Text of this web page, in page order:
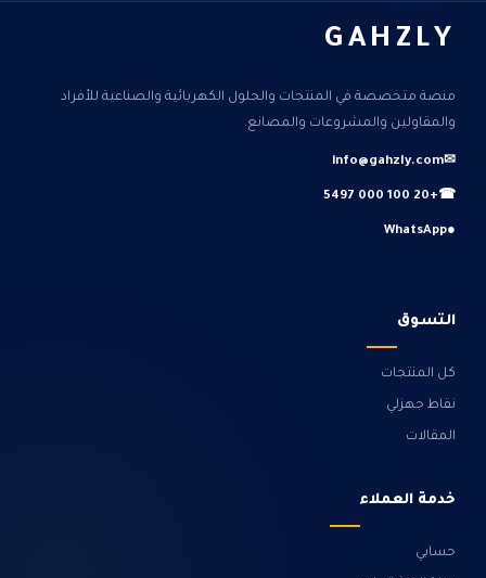
GAHZLY
منصة متخصصة في المنتجات والحلول الكهربائية والصناعية للأفراد
والمقاولين والمشروعات والمصانع.
✉
info@gahzly.com
☎
+20 100 000 5497
●
WhatsApp
التسوق
كل المنتجات
نقاط جهزلي
المقالات
خدمة العملاء
حسابي